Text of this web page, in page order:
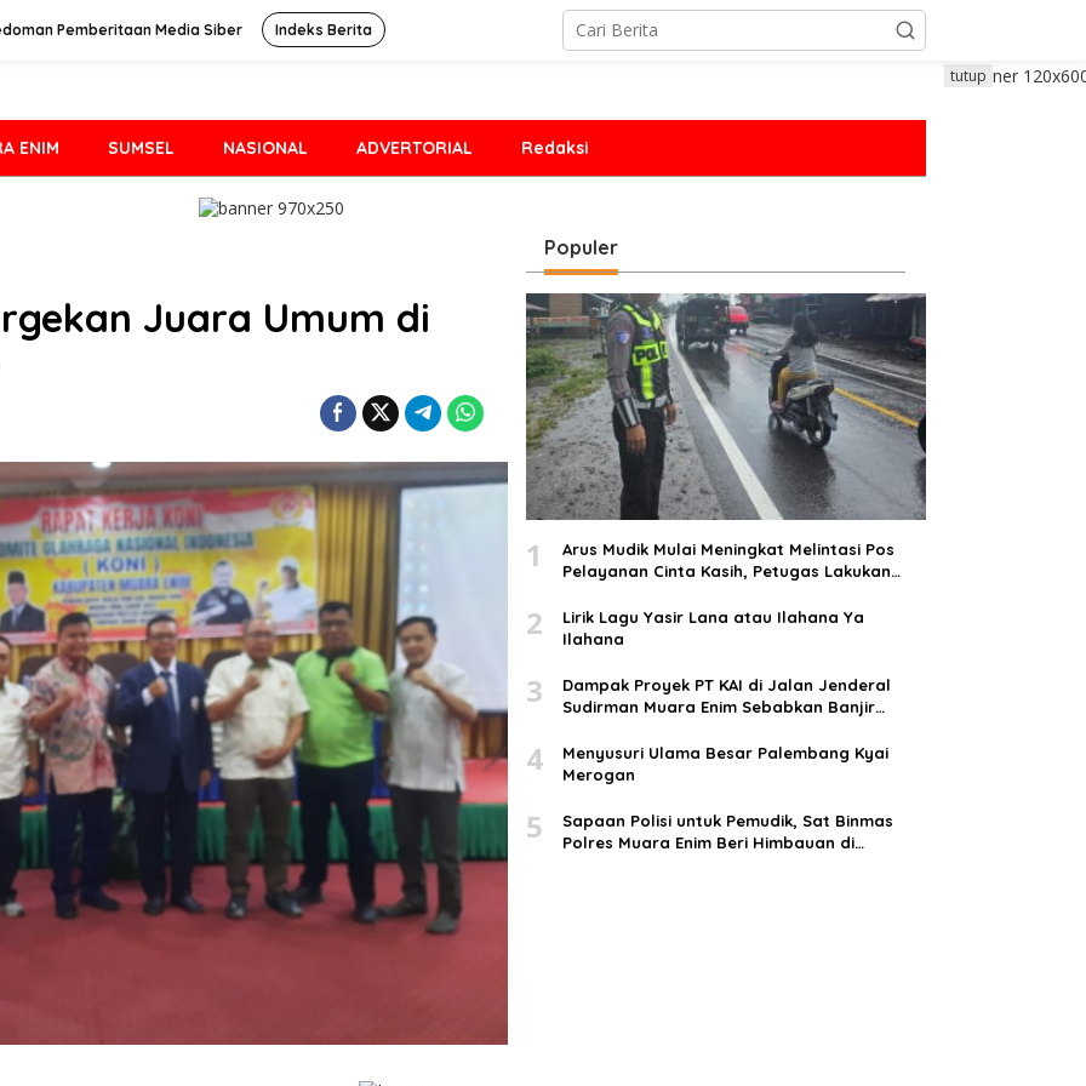
Pemberitaan Media Siber Indeks Berita
ENIM SUMSEL NASIONAL ADVERTORIAL Redaksi
tutup
Juara Umum di
Populer
1
Arus Mudik Mulai Meningkat Melintasi Pos
Pelayanan Cinta Kasih, Petugas Lakukan
2
Lirik Lagu Yasir Lana atau Ilahana Ya
Ilahana
3
Dampak Proyek PT KAI di Jalan Jenderal
Sudirman Muara Enim Sebabkan Banjir
4
Menyusuri Ulama Besar Palembang Kyai
Merogan
5
Sapaan Polisi untuk Pemudik, Sat Binmas
Polres Muara Enim Beri Himbauan di